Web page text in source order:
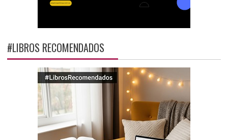
#LIBROS RECOMENDADOS